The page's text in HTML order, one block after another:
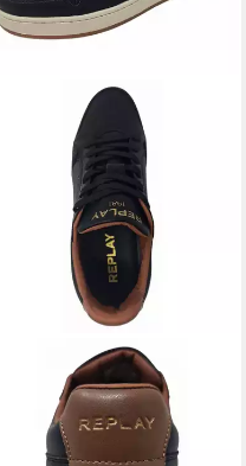
Smash Fine 3
Sneaker
89,95 €
(89,95 €/ 1 Paar)